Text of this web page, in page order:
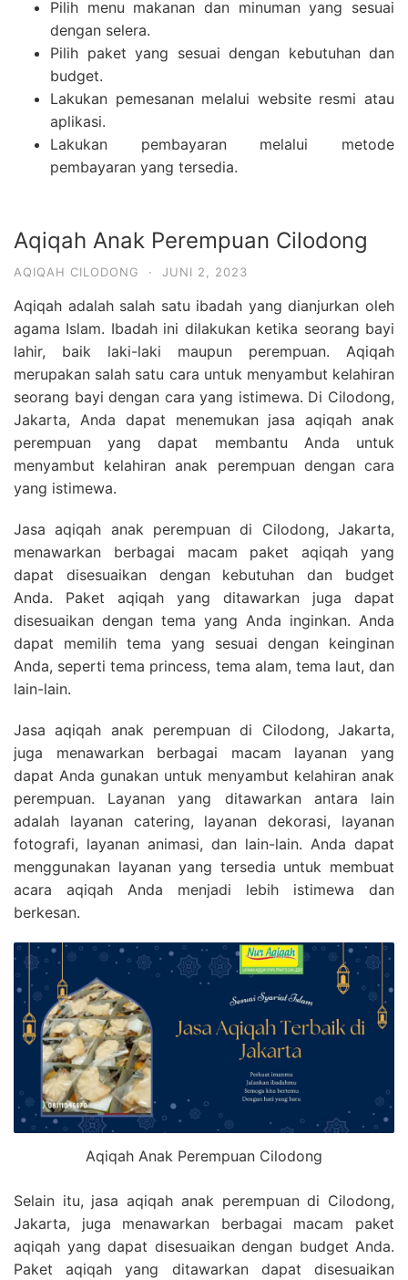
Pilih menu makanan dan minuman yang sesuai
dengan selera.
Pilih paket yang sesuai dengan kebutuhan dan
budget.
Lakukan pemesanan melalui website resmi atau
aplikasi.
Lakukan pembayaran melalui metode
pembayaran yang tersedia.
Aqiqah Anak Perempuan Cilodong
AQIQAH CILODONG · JUNI 2, 2023
Aqiqah adalah salah satu ibadah yang dianjurkan oleh
agama Islam. Ibadah ini dilakukan ketika seorang bayi
lahir, baik laki-laki maupun perempuan. Aqiqah
merupakan salah satu cara untuk menyambut kelahiran
seorang bayi dengan cara yang istimewa. Di Cilodong,
Jakarta, Anda dapat menemukan jasa aqiqah anak
perempuan yang dapat membantu Anda untuk
menyambut kelahiran anak perempuan dengan cara
yang istimewa.
Jasa aqiqah anak perempuan di Cilodong, Jakarta,
menawarkan berbagai macam paket aqiqah yang
dapat disesuaikan dengan kebutuhan dan budget
Anda. Paket aqiqah yang ditawarkan juga dapat
disesuaikan dengan tema yang Anda inginkan. Anda
dapat memilih tema yang sesuai dengan keinginan
Anda, seperti tema princess, tema alam, tema laut, dan
lain-lain.
Jasa aqiqah anak perempuan di Cilodong, Jakarta,
juga menawarkan berbagai macam layanan yang
dapat Anda gunakan untuk menyambut kelahiran anak
perempuan. Layanan yang ditawarkan antara lain
adalah layanan catering, layanan dekorasi, layanan
fotografi, layanan animasi, dan lain-lain. Anda dapat
menggunakan layanan yang tersedia untuk membuat
acara aqiqah Anda menjadi lebih istimewa dan
berkesan.
Aqiqah Anak Perempuan Cilodong
Selain itu, jasa aqiqah anak perempuan di Cilodong,
Jakarta, juga menawarkan berbagai macam paket
aqiqah yang dapat disesuaikan dengan budget Anda.
Paket aqiqah yang ditawarkan dapat disesuaikan